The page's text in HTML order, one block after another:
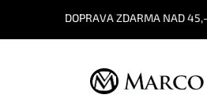
DOPRAVA ZDARMA NAD